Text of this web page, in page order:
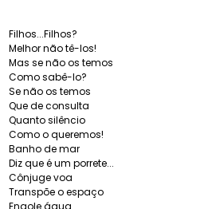
Filhos...Filhos?
Melhor não tê-los!
Mas se não os temos
Como sabê-lo?
Se não os temos
Que de consulta
Quanto silêncio
Como o queremos!
Banho de mar
Diz que é um porrete...
Cônjuge voa
Transpõe o espaço
Engole água